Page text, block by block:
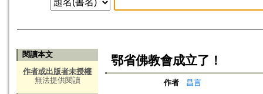
閱讀本文
作者或出版者未授權
無法提供閱讀
鄂省佛教會成立了！
作者
昌言